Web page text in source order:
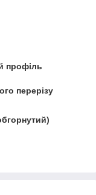
профіль
перерізу